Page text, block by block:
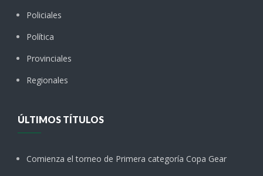
Policiales
Política
Provinciales
Regionales
ÚLTIMOS TÍTULOS
Comienza el torneo de Primera categoría Copa Gear